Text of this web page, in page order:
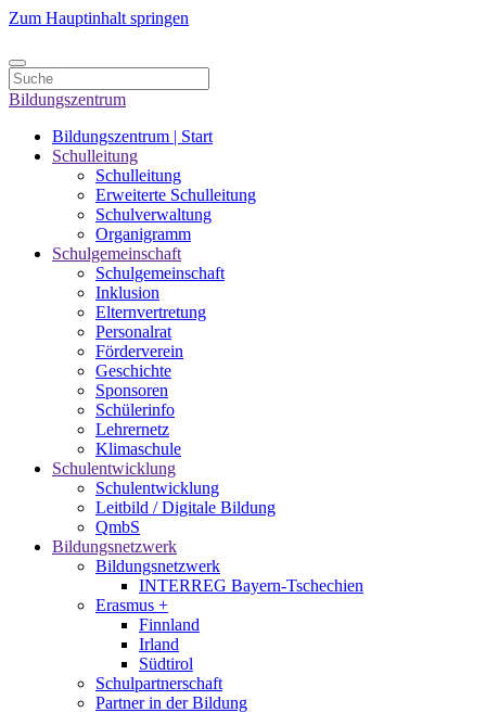
Zum Hauptinhalt springen
Bildungszentrum
Bildungszentrum | Start
Schulleitung
Schulleitung
Erweiterte Schulleitung
Schulverwaltung
Organigramm
Schulgemeinschaft
Schulgemeinschaft
Inklusion
Elternvertretung
Personalrat
Förderverein
Geschichte
Sponsoren
Schülerinfo
Lehrernetz
Klimaschule
Schulentwicklung
Schulentwicklung
Leitbild / Digitale Bildung
QmbS
Bildungsnetzwerk
Bildungsnetzwerk
INTERREG Bayern-Tschechien
Erasmus +
Finnland
Irland
Südtirol
Schul­partner­schaft
Partner in der Bildung